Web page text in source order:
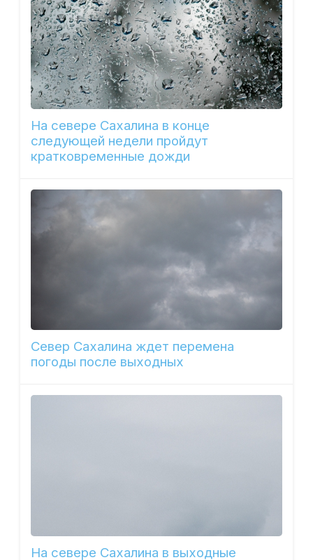
На севере Сахалина в конце
следующей недели пройдут
кратковременные дожди
Север Сахалина ждет перемена
погоды после выходных
На севере Сахалина в выходные